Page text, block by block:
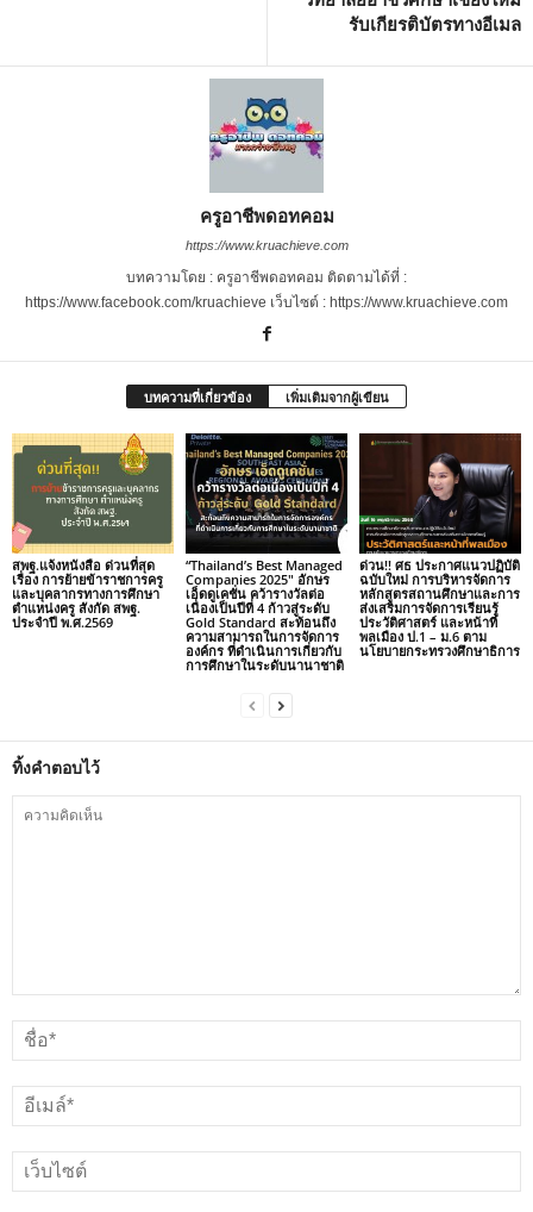
รับเกียรติบัตรทางอีเมล
ครูอาชีพดอทคอม
https://www.kruachieve.com
บทความโดย : ครูอาชีพดอทคอม ติดตามได้ที่ :
https://www.facebook.com/kruachieve เว็บไซต์ : https://www.kruachieve.com
บทความที่เกี่ยวข้อง เพิ่มเติมจากผู้เขียน
สพฐ.แจ้งหนังสือ ด่วนที่สุด
เรื่อง การย้ายข้าราชการครู
และบุคลากรทางการศึกษา
ตำแหน่งครู สังกัด สพฐ.
ประจำปี พ.ศ.2569
“Thailand’s Best Managed
Companies 2025″ อักษร
เอ็ดดูเคชั่น คว้ารางวัลต่อ
เนื่องเป็นปีที่ 4 ก้าวสู่ระดับ
Gold Standard สะท้อนถึง
ความสามารถในการจัดการ
องค์กร ที่ดำเนินการเกี่ยวกับ
การศึกษาในระดับนานาชาติ
ด่วน!! ศธ ประกาศแนวปฏิบัติ
ฉบับใหม่ การบริหารจัดการ
หลักสูตรสถานศึกษาและการ
ส่งเสริมการจัดการเรียนรู้
ประวัติศาสตร์ และหน้าที่
พลเมือง ป.1 – ม.6 ตาม
นโยบายกระทรวงศึกษาธิการ
ทิ้งคำตอบไว้